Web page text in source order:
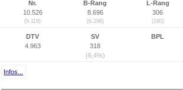
Nr.
10.526
(9.119)
B-Rang
8.696
(6.296)
L-Rang
306
(190)
DTV
4.963
SV
318
(6,4%)
BPL
Infos...